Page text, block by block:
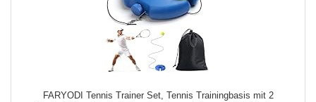
FARYODI Tennis Trainer Set, Tennis Trainingbasis mit 2